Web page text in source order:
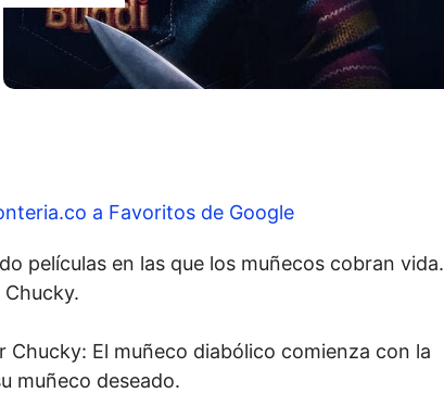
a Favoritos de Google
películas en las que los muñecos cobran vida.
Chucky: El muñeco diabólico comienza con la
muñeco deseado.